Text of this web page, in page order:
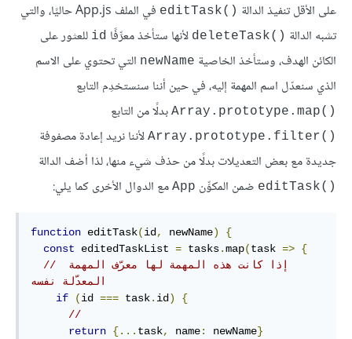
على الأقل تنفيذ الدالة editTask()‎
في الملف App.js حاليًا، والتي
تشبه الدالة deleteTask()‎ لأنها ستأخذ معرِّفًا id للعثور على
الكائن الهدف، وستأخذ الخاصية newName التي تحتوي على الاسم
الذي سنعدّل اسم المهمة إليه، في حين أننا سنستخدِم التابع
Array.prototype.map()‎ بدلًا من التابع
Array.prototype.filter()‎ لأننا نريد إعادة مصفوفة
جديدة مع بعض التعديلات بدلًا من حذف شيء منها، لذا أضف الدالة
editTask()‎ ضمن المكوِّن App مع الدوال الأخرى كما يلي:
function editTask(id , newName)
{
const editedTaskList = tasks.map(task => {
// إذا كانت هذه المهمة لها معرّف المهمة
المعدّلة نفسه
if
(id === task. id )
{
//
return {... task, name: newName}